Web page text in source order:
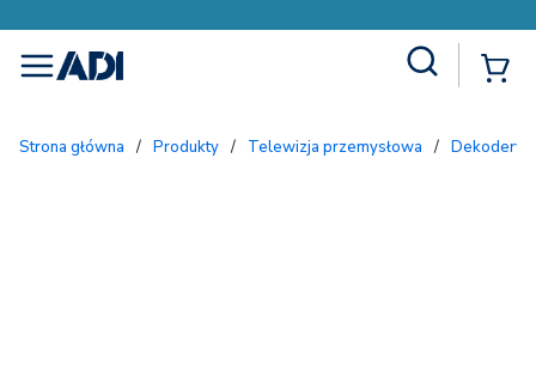
menu
Strona główna / Produkty / Telewizja przemysłowa / Dekodery